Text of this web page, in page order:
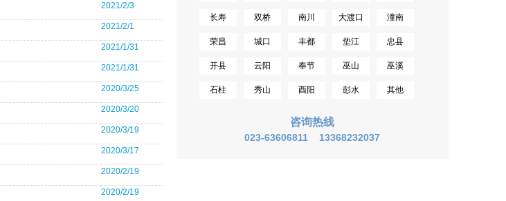
2021/2/3
2021/2/1
2021/1/31
2021/1/31
2020/3/25
2020/3/20
2020/3/19
2020/3/17
2020/2/19
2020/2/19
长寿 双桥 南川 大渡口 潼南
荣昌 城口 丰都 垫江 忠县
开县 云阳 奉节 巫山 巫溪
石柱 秀山 酉阳 彭水 其他
咨询热线
023-63606811 13368232037